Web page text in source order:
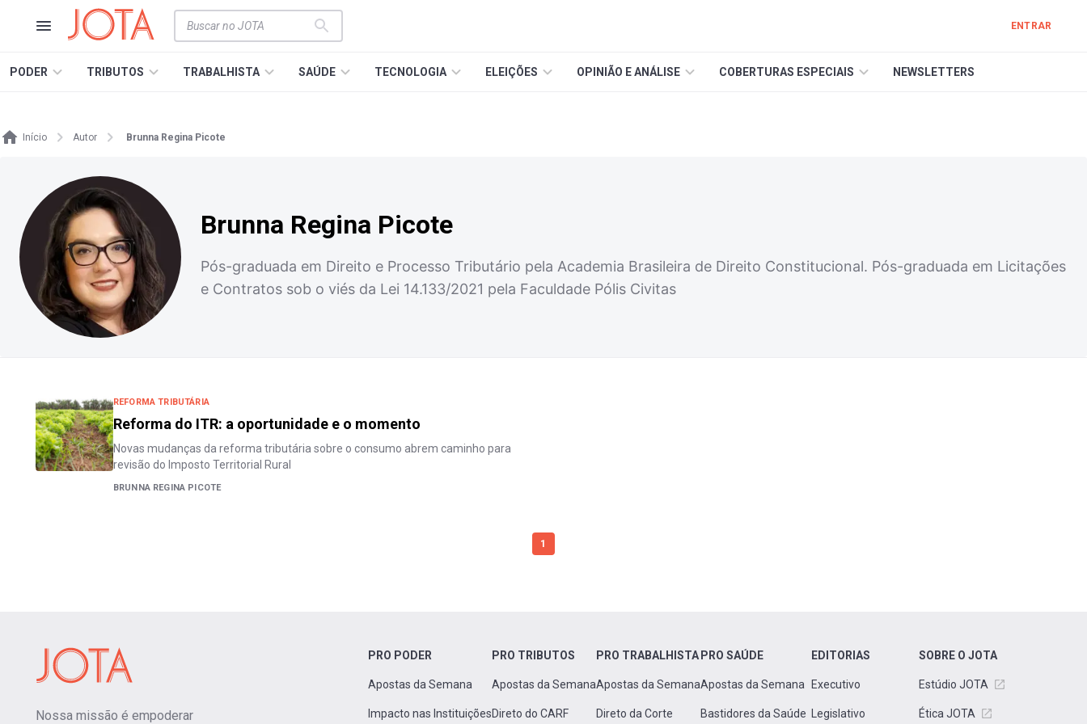
ENTRAR
PODER TRIBUTOS TRABALHISTA SAÚDE TECNOLOGIA ELEIÇÕES OPINIÃO E ANÁLISE COBERTURAS ESPECIAIS NEWSLETTERS
Início Autor Brunna Regina Picote
Brunna Regina Picote
Pós-graduada em Direito e Processo Tributário pela Academia Brasileira de Direito Constitucional. Pós-graduada em Licitações
e Contratos sob o viés da Lei 14.133/2021 pela Faculdade Pólis Civitas
REFORMA TRIBUTÁRIA
Reforma do ITR: a oportunidade e o momento
Novas mudanças da reforma tributária sobre o consumo abrem caminho para
revisão do Imposto Territorial Rural
BRUNNA REGINA PICOTE
1
Nossa missão é empoderar
PRO PODER
Apostas da Semana
Impacto nas Instituições
PRO TRIBUTOS
Apostas da Semana
Direto do CARF
PRO TRABALHISTA
Apostas da Semana
Direto da Corte
PRO SAÚDE
Apostas da Semana
Bastidores da Saúde
EDITORIAS
Executivo
Legislativo
SOBRE O JOTA
Estúdio JOTA
Ética JOTA